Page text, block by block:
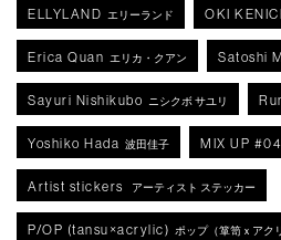
ELLYLAND エリーランド OKI
Erica Quan エリカ・クアン Satoshi
Sayuri Nishikubo ニシクボ サユリ
Yoshiko Hada 波田佳子 MIX UP #04
Artist stickers アーティスト ステッカー
P/OP (tansu×acrylic) ポップ（箪笥ｘアク